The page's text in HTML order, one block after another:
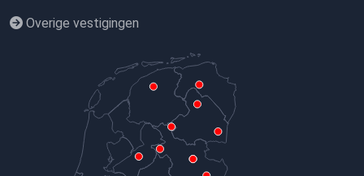
Overige vestigingen